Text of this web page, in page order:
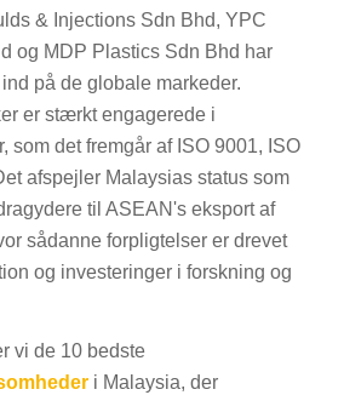
& Injections Sdn Bhd, YPC
og MDP Plastics Sdn Bhd har
på de globale markeder.
er stærkt engagerede i
som det fremgår af ISO 9001, ISO
afspejler Malaysias status som
til ASEAN's eksport af
sådanne forpligtelser er drevet
og investeringer i forskning og
vi de 10 bedste
i Malaysia, der